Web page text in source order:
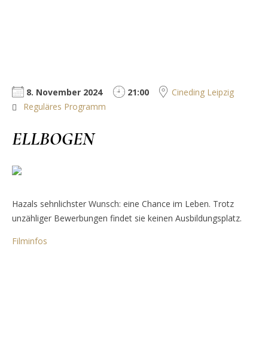
8. November 2024 21:00
Cineding Leipzig
Reguläres Programm
ELLBOGEN
Hazals sehnlichster Wunsch: eine Chance im Leben. Trotz
unzähliger Bewerbungen findet sie keinen Ausbildungsplatz.
Filminfos